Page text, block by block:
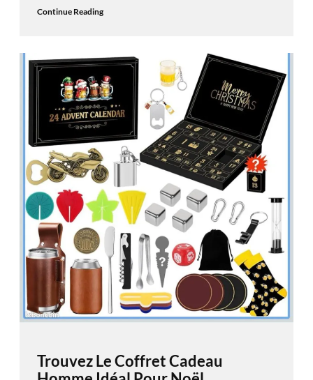
Continue Reading
Trouvez Le Coffret Cadeau